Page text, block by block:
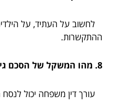
לחשוב על העתיד, על
ההתקשרות.
8. מהו המשקל של הסכם גירושין מוכר?
עורך דין משפחה יכול